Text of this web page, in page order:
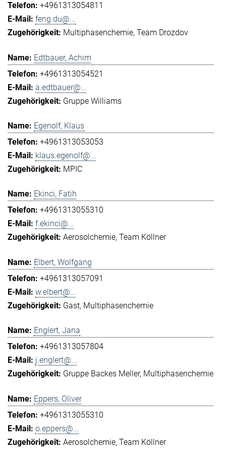
+4961313054811
feng.du@...
Multiphasenchemie Team Drozdov
Edtbauer, Achim
+4961313054521
a.edtbauer@...
Gruppe Williams
Egenolf, Klaus
+4961313053053
klaus.egenolf@...
MPIC
Ekinci, Fatih
+4961313055310
f.ekinci@...
Aerosolchemie Team Köllner
Elbert, Wolfgang
+4961313057091
w.elbert@...
Gast Multiphasenchemie
Englert, Jana
+4961313057804
j.englert@...
Gruppe Backes Meller Multiphasenchemie
Eppers, Oliver
+4961313055310
o.eppers@...
Aerosolchemie Team Köllner